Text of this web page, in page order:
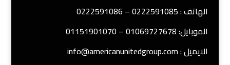
الهاتف : 0222591085 – 0222591086
الموبايل: 01069727678 – 01151901070
الايميل : info@americanunitedgroup.com